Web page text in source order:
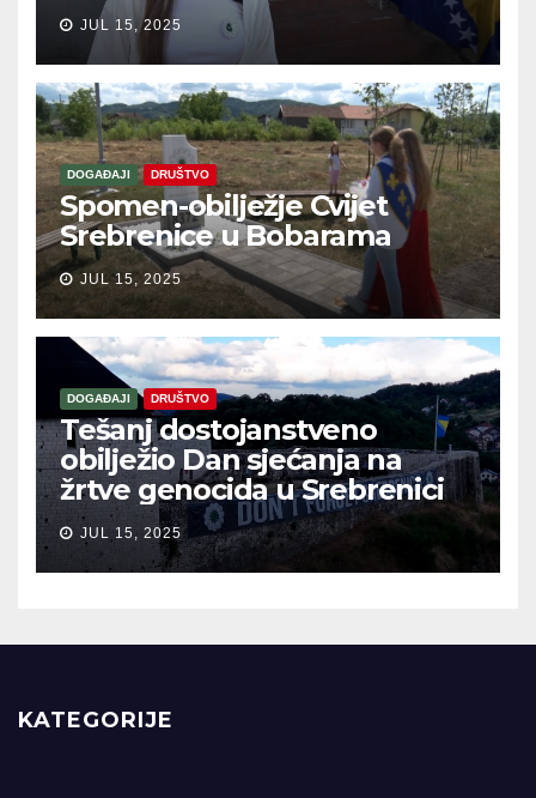
JUL 15, 2025
DOGAĐAJI DRUŠTVO
Spomen-obilježje Cvijet
Srebrenice u Bobarama
JUL 15, 2025
DOGAĐAJI DRUŠTVO
Tešanj dostojanstveno
obilježio Dan sjećanja na
žrtve genocida u Srebrenici
JUL 15, 2025
KATEGORIJE